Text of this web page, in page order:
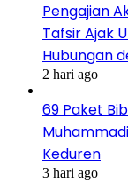
Pengajian
Tafsir Ajak
Hubungan
2 hari ago
69 Paket
Keduren
3 hari ago